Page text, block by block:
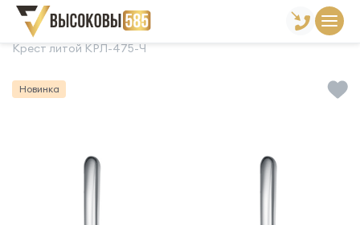
Главная Склад готовой продукции
Крест литой КРЛ-475-Ч
Новинка